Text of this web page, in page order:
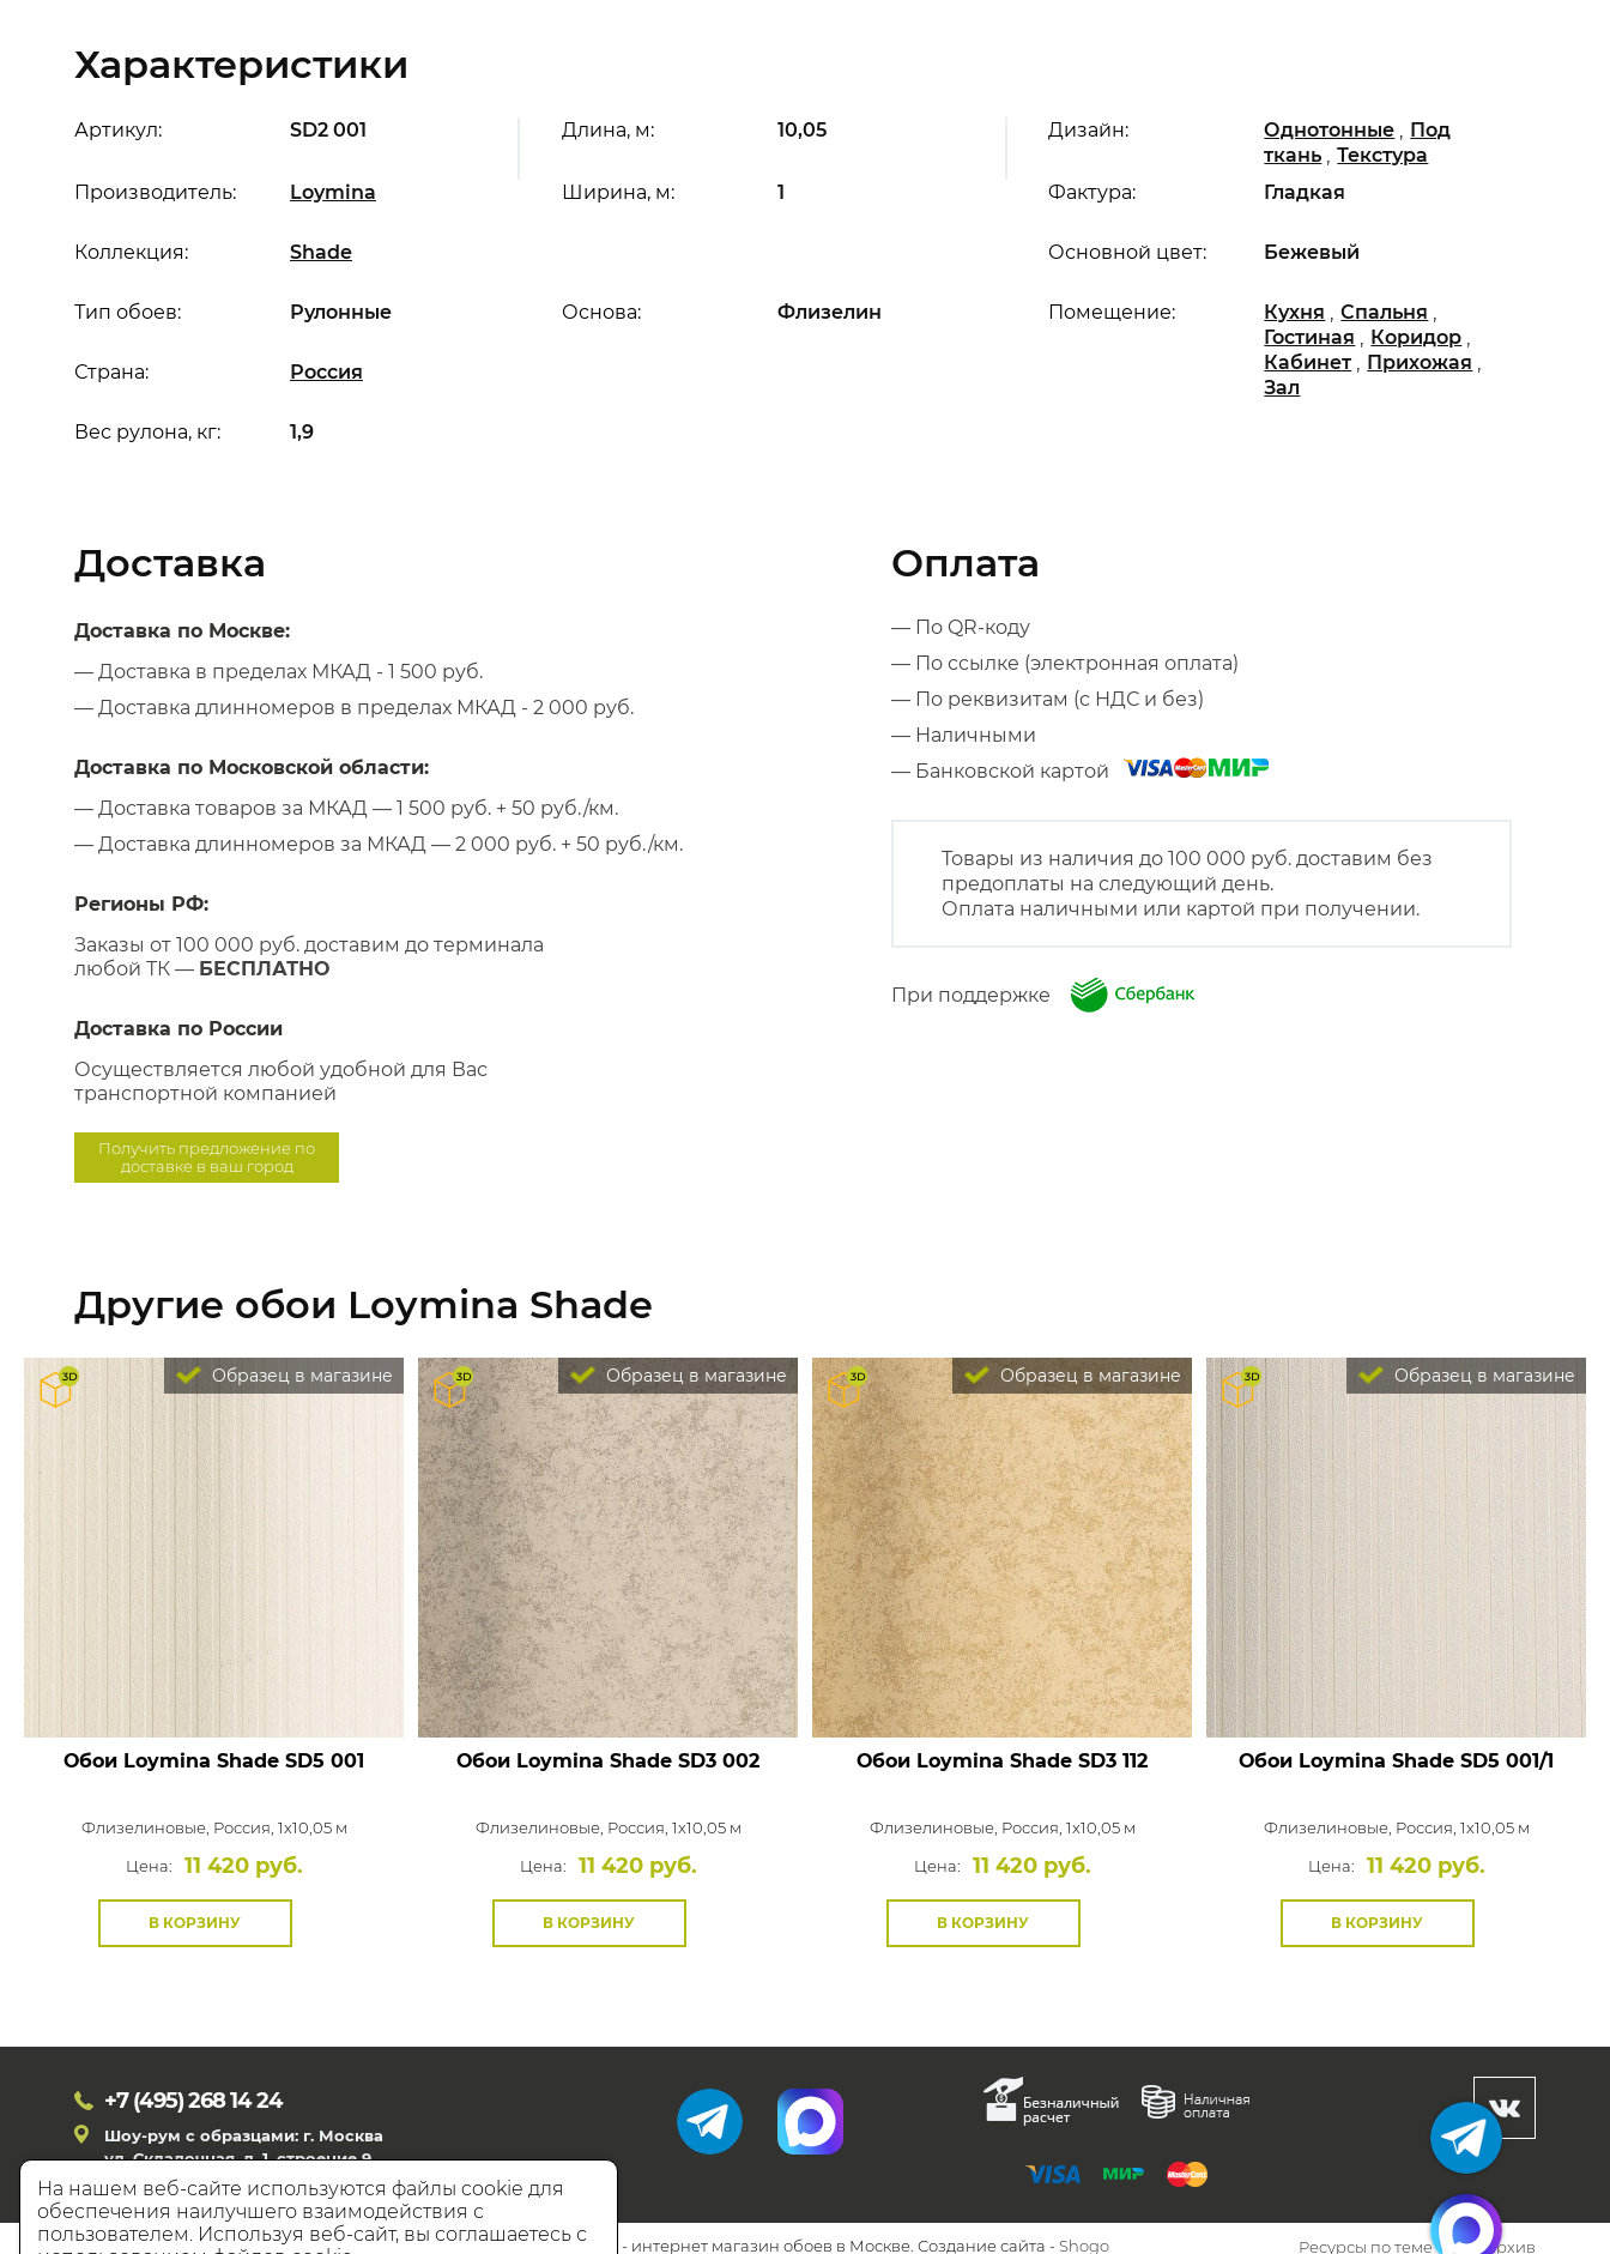
Характеристики
Артикул: SD2 001
Производитель: Loymina
Коллекция: Shade
Длина, м: 10,05
Ширина, м: 1
Вес рулона, кг: 1,9
Основной цвет: Бежевый
Дизайн: Однотонные , Под
ткань ,Текстура
Основа: Флизелин Помещение: Кухня ,Спальня ,
Гостиная , Коридор ,
Кабинет , Прихожая ,
Зал
Страна: Россия
Тип обоев: Рулонные
Фактура: Гладкая
Доставка
Доставка по Москве:
— Доставка в пределах МКАД - 1 500 руб.
— Доставка длинномеров в пределах МКАД - 2 000 руб.
Доставка по Московской области:
— Доставка товаров за МКАД — 1 500 руб. + 50 руб./км.
— Доставка длинномеров за МКАД — 2 000 руб. + 50 руб./км.
Регионы РФ:
Заказы от 100 000 руб. доставим до терминала
любой ТК — БЕСПЛАТНО
Доставка по России
Осуществляется любой удобной для Вас
транспортной компанией
Получить предложение по
доставке в ваш город
Оплата
— По QR-коду
— По ссылке (электронная оплата)
— По реквизитам (с НДС и без)
— Наличными
— Банковской картой
Товары из наличия до 100 000 руб. доставим без
предоплаты на следующий день.
Оплата наличными или картой при получении.
При поддержке
Другие обои Loymina Shade
Образец в магазине
Обои Loymina Shade SD5 001
Флизелиновые, Россия, 1x10,05 м
Цена:
11 420 руб.
В КОРЗИНУ
Образец в магазине
Обои Loymina Shade SD3 002
Флизелиновые, Россия, 1x10,05 м
Цена:
11 420 руб.
В КОРЗИНУ
Образец в магазине
Обои Loymina Shade SD3 112
Флизелиновые, Россия, 1x10,05 м
Цена:
11 420 руб.
В КОРЗИНУ
Образец в магазине
Обои Loymina Shade SD5 001/1
Флизелиновые, Россия, 1x10,05 м
Цена:
11 420 руб.
В КОРЗИНУ
+7 (495)268 14 24
Шоу-рум с образцами: г. Москва
ул. Складочная, д. 1, строение 9
© 2026 Walls.ru - интернет магазин обоев в Москве. Создание сайта - Shogo Ресурсы по теме Архив
На нашем веб-сайте используются файлы cookie для
обеспечения наилучшего взаимодействия с
пользователем. Используя веб-сайт, вы соглашаетесь с